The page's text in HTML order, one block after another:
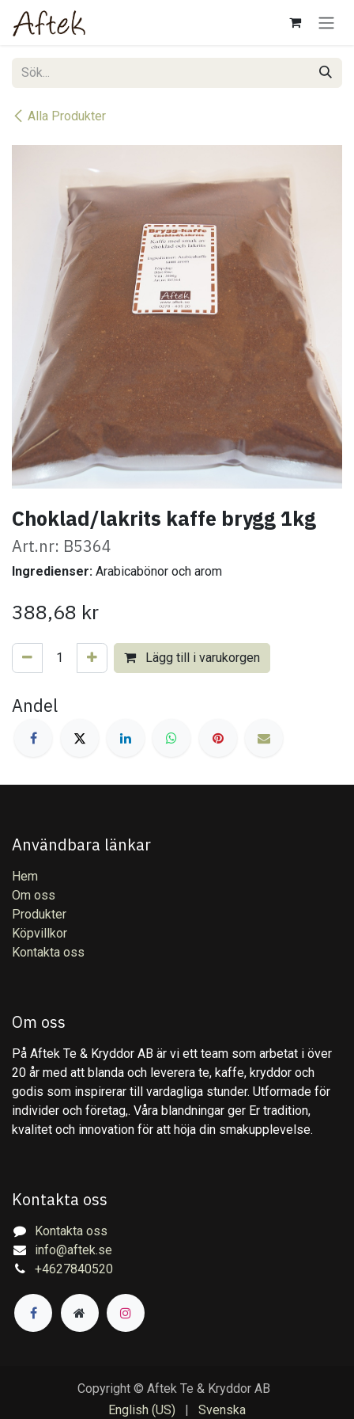
Hoppa till innehåll
Alla Produkter
Choklad/lakrits kaffe brygg 1kg
Art.nr: B5364
Ingredienser: Arabicabönor och arom
388,68 kr
Lägg till i varukorgen
Andel
Användbara länkar
Hem
Om oss
Produkter
Köpvillkor
Kontakta oss
Om oss
På Aftek Te & Kryddor AB är vi ett team som arbetat i över
20 år med att blanda och leverera te, kaffe, kryddor och
godis som inspirerar till vardagliga stunder. Utformade för
individer och företag,. Våra blandningar ger Er tradition,
kvalitet och innovation för att höja din smakupplevelse.
Kontakta oss
Kontakta oss
info@aftek.se
+4627840520
Copyright © Aftek Te & Kryddor AB
English (US)
| Svenska